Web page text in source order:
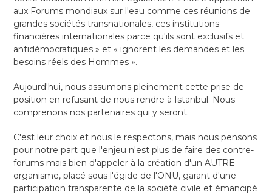
aux Forums mondiaux sur l'eau comme ces réunions de
grandes sociétés transnationales, ces institutions
financières internationales parce qu'ils sont exclusifs et
antidémocratiques » et « ignorent les demandes et les
besoins réels des Hommes ».
Aujourd'hui, nous assumons pleinement cette prise de
position en refusant de nous rendre à Istanbul. Nous
comprenons nos partenaires qui y seront.
C'est leur choix et nous le respectons, mais nous pensons
pour notre part que l'enjeu n'est plus de faire des contre-
forums mais bien d'appeler à la création d'un AUTRE
organisme, placé sous l'égide de l'ONU, garant d'une
participation transparente de la société civile et émancipé